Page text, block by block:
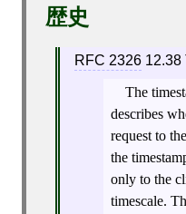
歴史
RFC 232612.38
The
describes
request to
the
only to the
timescale.